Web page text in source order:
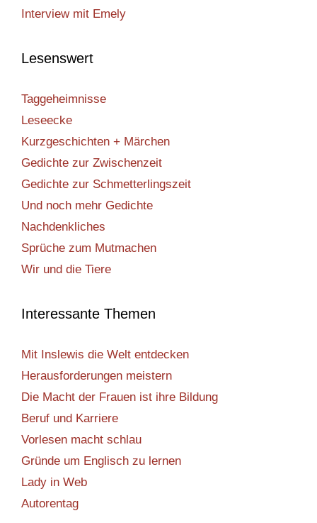
Interview mit Emely
Lesenswert
Taggeheimnisse
Leseecke
Kurzgeschichten + Märchen
Gedichte zur Zwischenzeit
Gedichte zur Schmetterlingszeit
Und noch mehr Gedichte
Nachdenkliches
Sprüche zum Mutmachen
Wir und die Tiere
Interessante Themen
Mit Inslewis die Welt entdecken
Herausforderungen meistern
Die Macht der Frauen ist ihre Bildung
Beruf und Karriere
Vorlesen macht schlau
Gründe um Englisch zu lernen
Lady in Web
Autorentag